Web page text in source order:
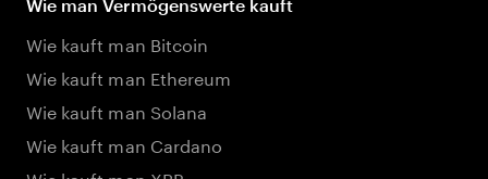
Wie man Vermögenswerte kauft
Wie kauft man Bitcoin
Wie kauft man Ethereum
Wie kauft man Solana
Wie kauft man Cardano